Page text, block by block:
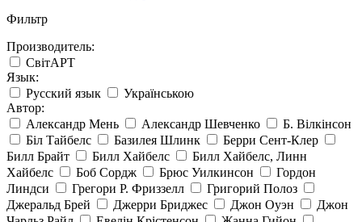
Фильтр
Производитель:
СвітАРТ
Язык:
Русский язык
Українською
Автор:
Александр Мень
Александр Шевченко
Б. Вілкінсон
Біл Тайбелс
Базилея Шлинк
Берри Сент-Клер
Билл Брайт
Билл Хайбелс
Билл Хайбелс, Линн
Хайбелс
Боб Сордж Брюс Уилкинсон
Гордон
Линдси
Грегори Р. Фриззелл
Григорий Полоз
Джеральд Брей
Джерри Бриджес Джон Оуэн
Джон